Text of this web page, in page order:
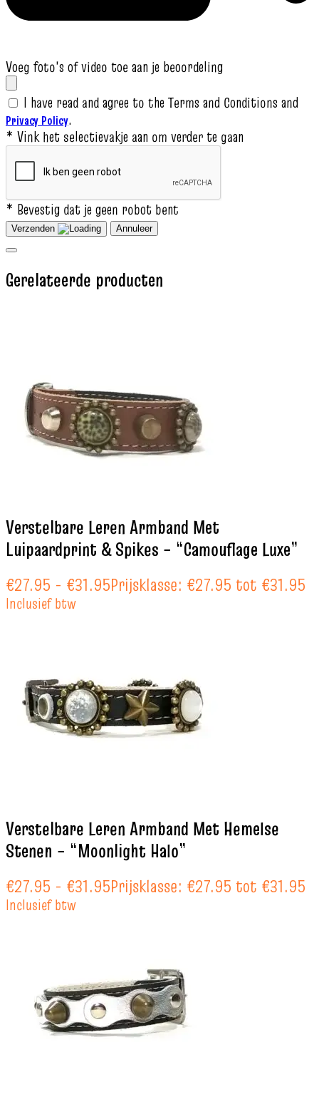
Voeg foto's of video toe aan je beoordeling
I have read and agree to the Terms and Conditions and
Privacy Policy.
* Vink het selectievakje aan om verder te gaan
* Bevestig dat je geen robot bent
Verzenden Annuleer
Gerelateerde producten
Verstelbare Leren Armband Met
Luipaardprint & Spikes – “Camouflage Luxe”
€27.95 - €31.95Prijsklasse: €27.95 tot €31.95
Inclusief btw
Verstelbare Leren Armband Met Hemelse
Stenen – “Moonlight Halo”
€27.95 - €31.95Prijsklasse: €27.95 tot €31.95
Inclusief btw